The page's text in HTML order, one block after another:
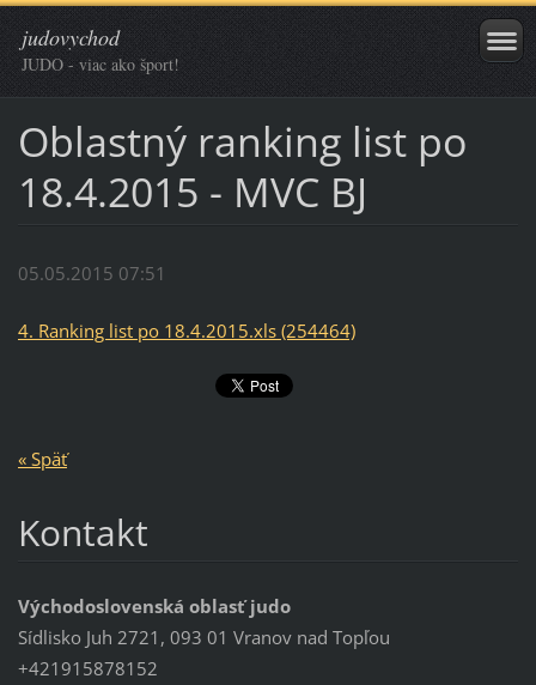
judovychod
JUDO - viac ako šport!
Oblastný ranking list po
18.4.2015 - MVC BJ
05.05.2015 07:51
4. Ranking list po 18.4.2015.xls (254464)
« Späť
Kontakt
Východoslovenská oblasť judo
Sídlisko Juh 2721, 093 01 Vranov nad Topľou
+421915878152